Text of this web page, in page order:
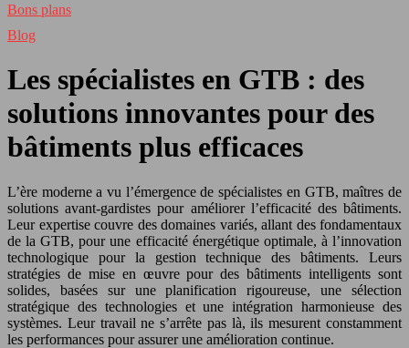
Bons plans
Blog
Les spécialistes en GTB : des
solutions innovantes pour des
bâtiments plus efficaces
L’ère moderne a vu l’émergence de spécialistes en GTB, maîtres de
solutions avant-gardistes pour améliorer l’efficacité des bâtiments.
Leur expertise couvre des domaines variés, allant des fondamentaux
de la GTB, pour une efficacité énergétique optimale, à l’innovation
technologique pour la gestion technique des bâtiments. Leurs
stratégies de mise en œuvre pour des bâtiments intelligents sont
solides, basées sur une planification rigoureuse, une sélection
stratégique des technologies et une intégration harmonieuse des
systèmes. Leur travail ne s’arrête pas là, ils mesurent constamment
les performances pour assurer une amélioration continue.